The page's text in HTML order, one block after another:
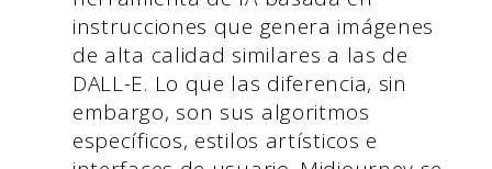
instrucciones que genera imágenes
de alta calidad similares a las de
DALL-E. Lo que las diferencia, sin
embargo, son sus algoritmos
específicos, estilos artísticos e